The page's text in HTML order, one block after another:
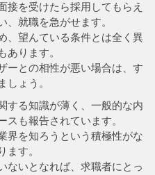
接を受けたら採用してもらえ
、就職を急がせます。
、望んている条件とは全く異
あります。
ーとの相性が悪い場合は、す
しょう。
する知識が薄く、一般的な内
も報告されています。
界を知ろうという積極性がな
ます。
ないとなれば、求職者にとっ